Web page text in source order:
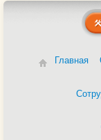
Главная